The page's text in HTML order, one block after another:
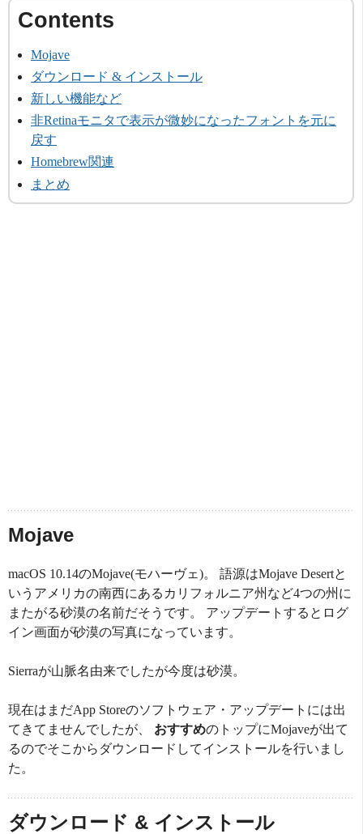
Mojave
ダウンロード & インストール
新しい機能など
非Retinaモニタで表示が微妙になったフォントを元に
戻す
Homebrew関連
まとめ
Mojave
macOS 10.14のMojave(モハーヴェ)。 語源はMojave Desertと
いうアメリカの南西にあるカリフォルニア州など4つの州に
またがる砂漠の名前だそうです。 アップデートするとログ
イン画面が砂漠の写真になっています。
Sierraが山脈名由来でしたが今度は砂漠。
現在はまだApp Storeのソフトウェア・アップデートには出
てきてませんでしたが、 おすすめのトップにMojaveが出て
るのでそこからダウンロードしてインストールを行いまし
た。
ダウンロード & インストール